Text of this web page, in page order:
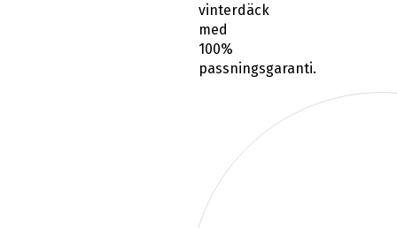
vinterdäck
med
100%
passningsgaranti.